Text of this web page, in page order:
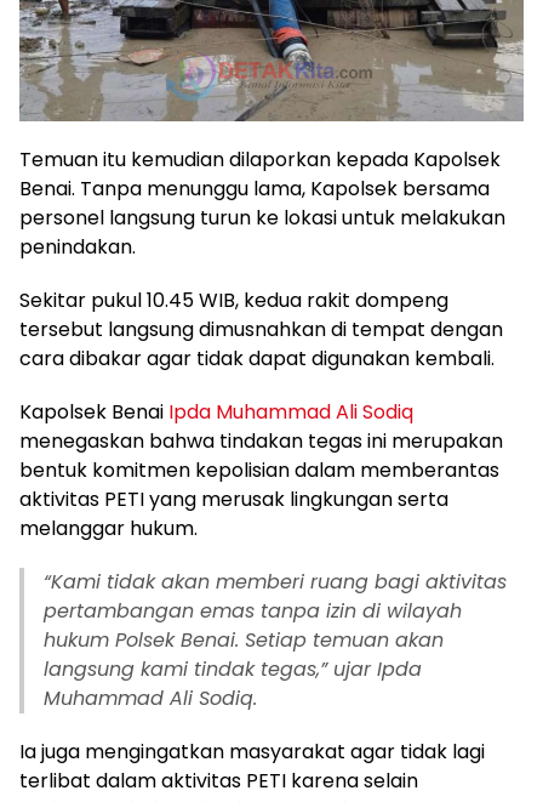
Temuan itu kemudian dilaporkan kepada Kapolsek
Benai. Tanpa menunggu lama, Kapolsek bersama
personel langsung turun ke lokasi untuk melakukan
penindakan.
Sekitar pukul 10.45 WIB, kedua rakit dompeng
tersebut langsung dimusnahkan di tempat dengan
cara dibakar agar tidak dapat digunakan kembali.
Kapolsek Benai Ipda Muhammad Ali Sodiq
menegaskan bahwa tindakan tegas ini merupakan
bentuk komitmen kepolisian dalam memberantas
aktivitas PETI yang merusak lingkungan serta
melanggar hukum.
“Kami tidak akan memberi ruang bagi aktivitas
pertambangan emas tanpa izin di wilayah
hukum Polsek Benai. Setiap temuan akan
langsung kami tindak tegas,” ujar Ipda
Muhammad Ali Sodiq.
Ia juga mengingatkan masyarakat agar tidak lagi
terlibat dalam aktivitas PETI karena selain